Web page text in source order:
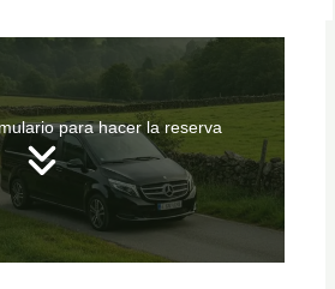
para hacer la reserva